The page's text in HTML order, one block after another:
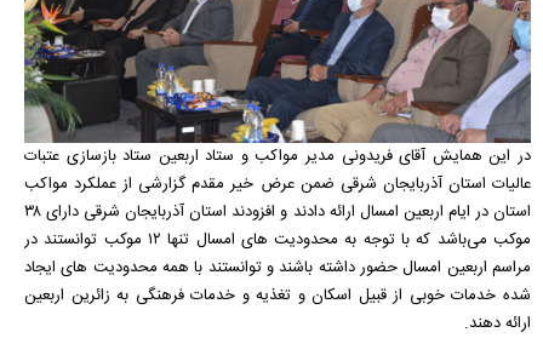
در این همایش آقای فریدونی مدیر مواکب و ستاد اربعین ستاد بازسازی عتبات
عالیات استان آذربایجان شرقی ضمن عرض خیر مقدم گزارشی از عملکرد مواکب
استان در ایام اربعین امسال ارائه دادند و افزودند استان آذربایجان شرقی دارای ٣٨
موکب می‌باشد که با توجه به محدودیت های امسال تنها ١٢ موکب توانستند در
مراسم اربعین امسال حضور داشته باشند و توانستند با همه محدودیت های ایجاد
شده خدمات خوبی از قبیل اسکان و تغذیه و خدمات فرهنگی به زائرین اربعین
ارائه دهند.